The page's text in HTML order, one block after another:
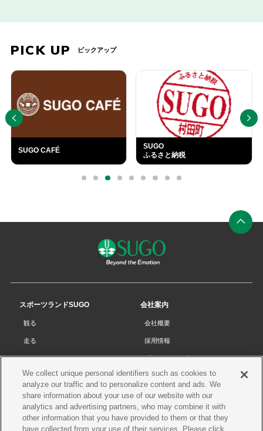
PICK UP ピックアップ
SUGO CAFÉ
SUGO
ふるさと納税
部
0 1 2 3 4 5 6 7 8
PREV NEXT
の
スポーツランドSUGO
観る
走る
チケット
リザルト
コース・施設
SUGOで遊ぼう
スクール
会社案内
会社概要
採用情報
プライバシーポリシー
Cookieポリシー
サイトマップ
お問い合わせ
プレス申請
We collect unique personal identifiers such as cookies to
analyze our traffic and to personalize content and ads. We
share information about your use of our website with our
analytics and advertising partners, who may combine it with
other information that you have provided to them or that they
have collected from your use of their services. Please click